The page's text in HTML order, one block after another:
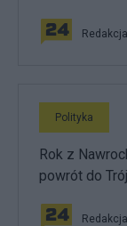
Redakcja
Polityka
Rok z
powrót do
Redakcja